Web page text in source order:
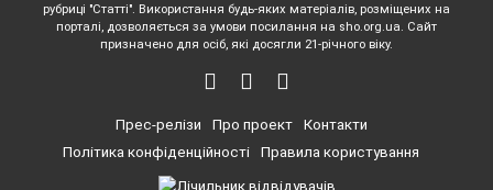
рубриці "Статті". Використання будь-яких матеріалів, розміщених на
порталі, дозволяється за умови посилання на sho.org.ua. Сайт
призначено для осіб, які досягли 21-річного віку.
Прес-релізи Про проект
Контакти
Політика конфіденційності
Правила користування